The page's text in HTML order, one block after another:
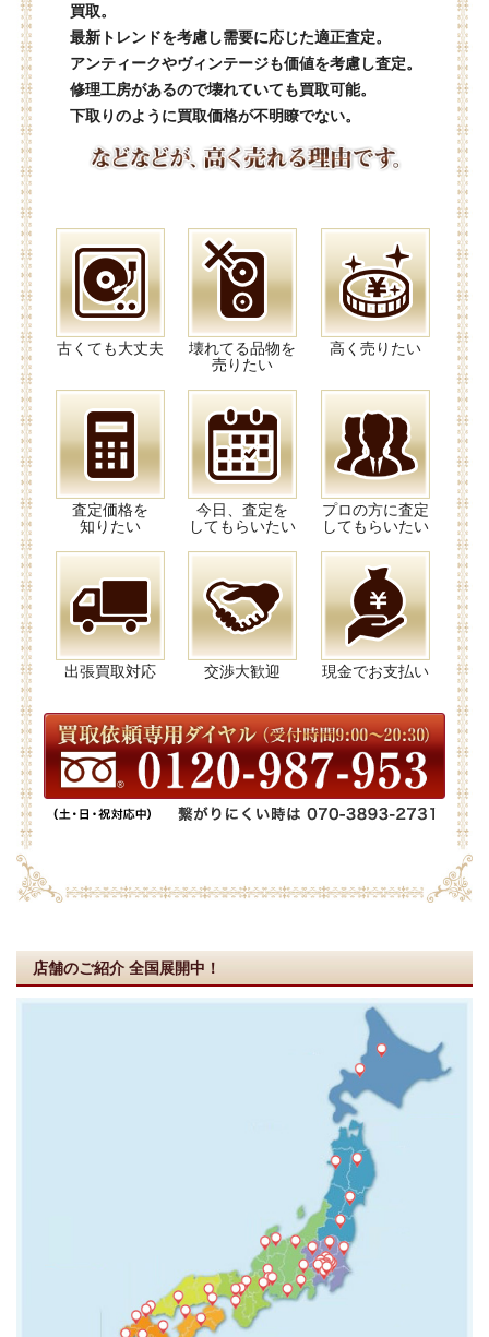
買取。
最新トレンドを考慮し需要に応じた適正査定。
アンティークやヴィンテージも価値を考慮し査定。
修理工房があるので壊れていても買取可能。
下取りのように買取価格が不明瞭でない。
古くても大丈夫
壊れてる品物を
売りたい
高く売りたい
査定価格を
知りたい
今日、査定を
してもらいたい
プロの方に査定
してもらいたい
出張買取対応 交渉大歓迎 現金でお支払い
店舗のご紹介 全国展開中！